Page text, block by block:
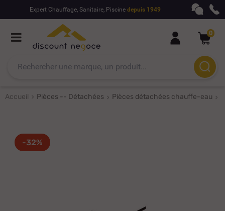
Expert Chauffage, Sanitaire, Piscine depuis 1949
0
Accueil Pièces -- Détachées Pièces détachées chauffe-eau
-32%